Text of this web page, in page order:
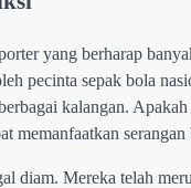
yang berharap
pecinta sepak bola
kalangan.
memanfaatkan
diam. Mereka telah